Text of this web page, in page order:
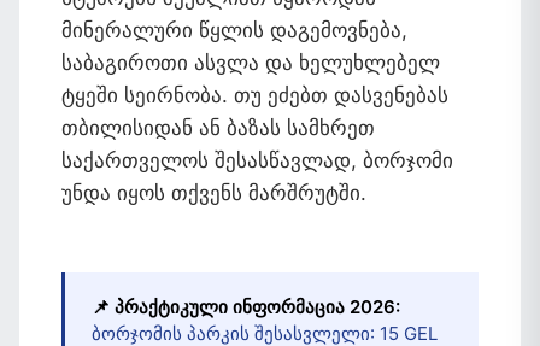
მინერალური წყლის დაგემოვნება,
საბაგიროთი ასვლა და ხელუხლებელ
ტყეში სეირნობა. თუ ეძებთ დასვენებას
თბილისიდან ან ბაზას სამხრეთ
საქართველოს შესასწავლად, ბორჯომი
უნდა იყოს თქვენს მარშრუტში.
📌 პრაქტიკული ინფორმაცია 2026:
ბორჯომის პარკის შესასვლელი: 15 GEL